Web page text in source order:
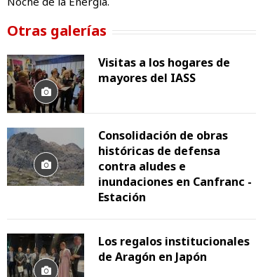
Otras galerías
Visitas a los hogares de
mayores del IASS
Consolidación de obras
históricas de defensa
contra aludes e
inundaciones en Canfranc -
Estación
Los regalos institucionales
de Aragón en Japón